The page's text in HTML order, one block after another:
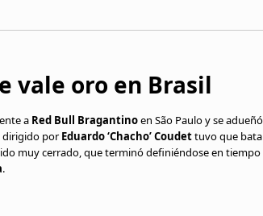
vale oro en Brasil
a Red Bull Bragantinoen São Paulo y se
dirigido porEduardo ‘Chacho’ Coudettuvo que
muy cerrado, que terminó definiéndose en
.